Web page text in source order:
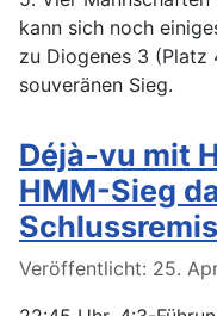
kann sich noch
zu Diogenes 3 (Platz
souveränen Sieg.
Déjà-vu mit
HMM-Sieg
Schlussremis
Details
Veröffentlicht: 25.